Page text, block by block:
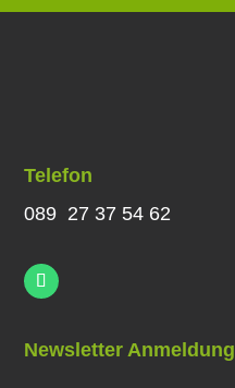
Telefon
089 27 37 54 62
Newsletter Anmeldung